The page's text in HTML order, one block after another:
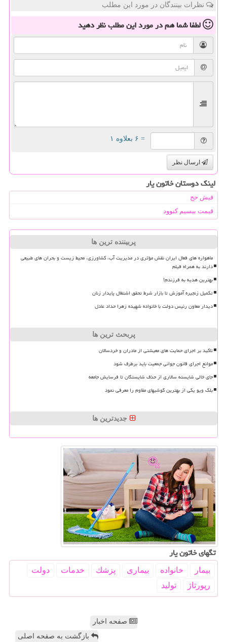
نظرات بینندگان در مورد این مطلب
لطفا شما همدر مورد این مطلبنظر دهید
= ۶ بعلاوه ۱
ارسال نظر
لینک دوستان خاتون یار
فیش حج
قیمت بیسیم کنوود
پربیننده ترین ها
ماهواره های فعال ایران نقش مؤثری در مدیریت آب، کشاورزی، محیط زیست و بحران های طبیعی
دارند به همراه فیلم
بهترین هدیه به فرزندم!
تکمیل زنجیره آموزش تا بازار شرط تحقق اشتغال پایدار زنان
دیدار معاون رئیس دولت با خانواده شهیده زهرا حداد عادل
پربحث ترین ها
تاکید بر اجرای حمایت های معیشتی از مادران و خردسالان
موانع اجرای قانون جوانی جمعیت باید برطرف شود
جای خالی شایسته سالاری از حذف شایستگان تا فرسایش جامعه
بلک ویو یکی از بهترین گوشیهای مقاوم را معرفی نمود
جدیدترین ها
تگهای خاتون یار
بیمار خانواده بیماری پزشك خدمات
دولت
رپورتاژ
تولید
صفحه اخبار
بازگشت به صفحه اصلی